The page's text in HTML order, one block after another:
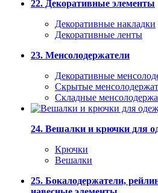
22. Декоративные элементы
Декоративные накладки
Декоративные ленты
23. Менсолодержатели
Декоративные
Скрытые
Складные
24. Вешалки и крючки для
Крючки
Вешалки
25. Бокалодержатели,